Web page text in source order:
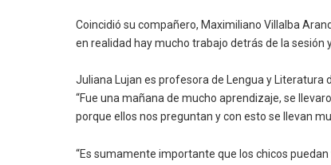
Coincidió su compañero, Maximiliano Villalba
en realidad hay mucho trabajo detrás de la sesión
Juliana Lujan es profesora de Lengua y Literatura
“Fue una mañana de mucho aprendizaje, se
porque ellos nos preguntan y con esto se llevan
“Es sumamente importante que los chicos